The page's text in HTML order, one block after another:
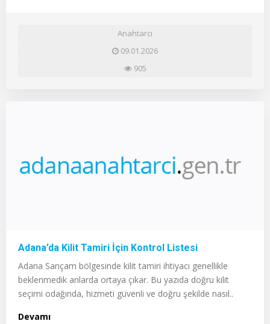
Anahtarcı
09.01.2026
905
Adana’da Kilit Tamiri İçin Kontrol Listesi
Adana Sarıçam bölgesinde kilit tamiri ihtiyacı genellikle
beklenmedik anlarda ortaya çıkar. Bu yazıda doğru kilit
seçimi odağında, hizmeti güvenli ve doğru şekilde nasıl..
Devamı